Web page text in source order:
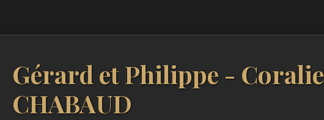
Gérard et Philippe - Coralie
CHABAUD